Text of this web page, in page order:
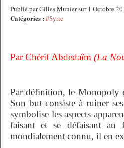
Publié par Gilles Munier sur 1 Octobre
Catégories : #Syrie
Par Chérif Abdedaïm (La
Par définition, le Monopoly
Son but consiste à ruiner
symbolise les aspects
faisant et se défaisant
mondialement connu, il en